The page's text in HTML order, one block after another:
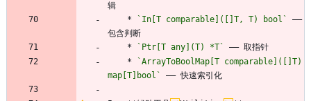
辑
    *
`In[T comparable]([]T, T) bool`
——
包含判断
    *
`Ptr[T any](T) *T`
—— 取指针
    *
`ArrayToBoolMap[T comparable]([]T)
map[T]bool`
—— 快速索引化